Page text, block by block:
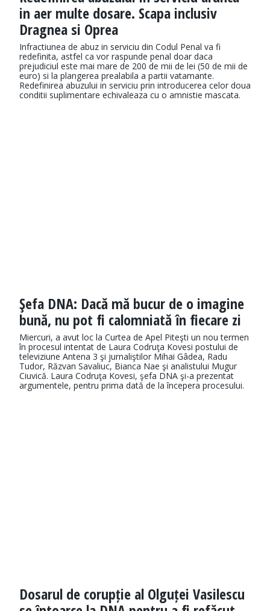
in aer multe dosare. Scapa inclusiv
Dragnea si Oprea
Infractiunea de abuz in serviciu din Codul Penal va fi
redefinita, astfel ca vor raspunde penal doar daca
prejudiciul este mai mare de 200 de mii de lei (50 de mii de
euro) si la plangerea prealabila a partii vatamante.
Redefinirea abuzului in serviciu prin introducerea celor doua
conditii suplimentare echivaleaza cu o amnistie mascata.
Şefa DNA: Dacă mă bucur de o imagine
bună, nu pot fi calomniată în fiecare zi
Miercuri, a avut loc la Curtea de Apel Piteşti un nou termen
în procesul intentat de Laura Codruţa Kovesi postului de
televiziune Antena 3 şi jurnaliştilor Mihai Gâdea, Radu
Tudor, Răzvan Savaliuc, Bianca Nae şi analistului Mugur
Ciuvică. Laura Codruţa Kovesi, şefa DNA şi-a prezentat
argumentele, pentru prima dată de la începera procesului.
Dosarul de corupție al Olguței Vasilescu